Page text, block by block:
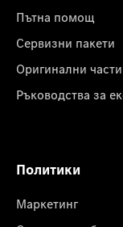
Пътна помощ
Сервизни пакети
Оригинални части
Ръководства за
Политики
Маркетинг